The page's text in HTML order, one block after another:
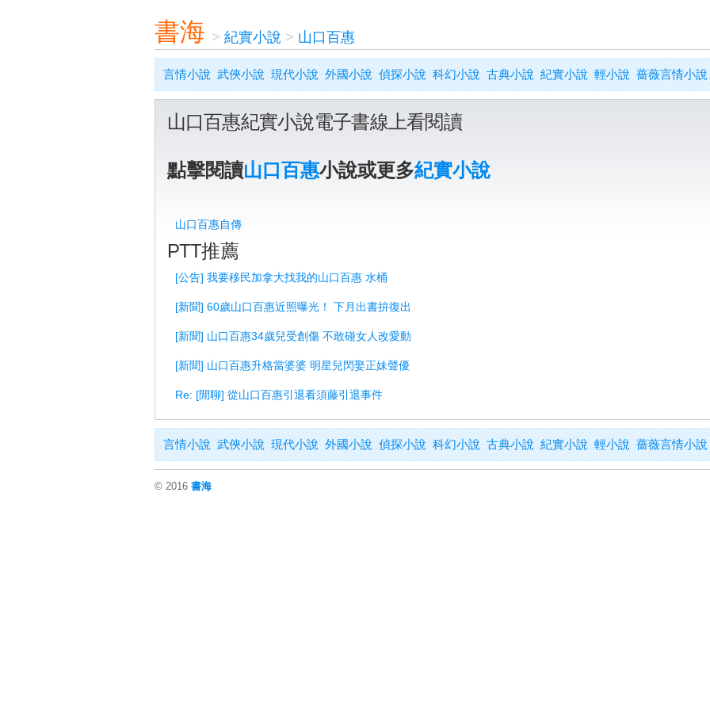
書海 > 紀實小說 > 山口百惠
言情小說 武俠小說 現代小說 外國小說 偵探小說 科幻小說 古典小說 紀實小說 輕小說 薔薇言情小說
山口百惠紀實小說電子書線上看閱讀
點擊閱讀山口百惠小說或更多紀實小說
山口百惠自傳
PTT推薦
[公告] 我要移民加拿大找我的山口百惠 水桶
[新聞] 60歲山口百惠近照曝光！ 下月出書拚復出
[新聞] 山口百惠34歲兒受創傷 不敢碰女人改愛動
[新聞] 山口百惠升格當婆婆 明星兒閃娶正妹聲優
Re: [閒聊] 從山口百惠引退看須藤引退事件
言情小說 武俠小說 現代小說 外國小說 偵探小說 科幻小說 古典小說 紀實小說 輕小說 薔薇言情小說
© 2016 書海